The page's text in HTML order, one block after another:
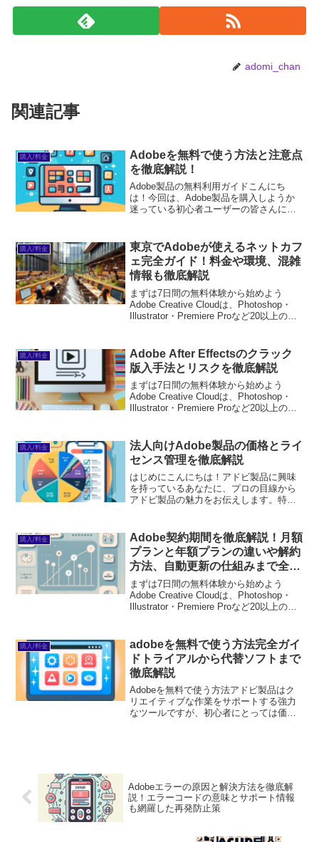
adomi_chan
関連記事
購入/料金
Adobeを無料で使う方法と注意点
を徹底解説！
Adobe製品の無料利用ガイドこんにち
は！今回は、Adobe製品を購入しようか
迷っている初心者ユーザーの皆さんに向
ンや編集において非常に人気のあるソフ
トウェアで...
購入/料金
東京でAdobeが使えるネットカフ
ェ完全ガイド！料金や環境、混雑
情報も徹底解説
まずは7日間の無料体験から始めよう
Adobe Creative Cloudは、Photoshop・
Illustrator・Premiere Proなど20以上のア
→※...
購入/料金
Adobe After Effectsのクラック
版入手法とリスクを徹底解説
まずは7日間の無料体験から始めよう
Adobe Creative Cloudは、Photoshop・
Illustrator・Premiere Proなど20以上のア
→※...
購入/料金
法人向けAdobe製品の価格とライ
センス管理を徹底解説
はじめにこんにちは！アドビ製品に興味
を持っているあなたに、プロの目線から
アドビ製品の魅力をお伝えします。特に
設計されています。この記事では、初心
者の方が抱える悩みを解決...
購入/料金
Adobe契約期間を徹底解説！月額
プランと年額プランの違いや解約
方法、自動更新の仕組みまで全て
知ろう
まずは7日間の無料体験から始めよう
Adobe Creative Cloudは、Photoshop・
Illustrator・Premiere Proなど20以上のア
→※...
購入/料金
adobeを無料で使う方法完全ガイ
ドトライアルから代替ソフトまで
徹底解説
Adobeを無料で使う方法アドビ製品はク
リエイティブな作業をサポートする強力
なツールですが、初心者にとっては価格
Adobeエラーの原因と解決方法を徹底解
説！エラーコードの意味とサポート情報
も網羅した再発防止策